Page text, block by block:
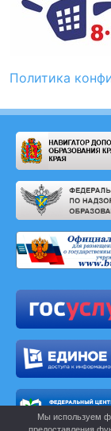
Политика
Мы используем